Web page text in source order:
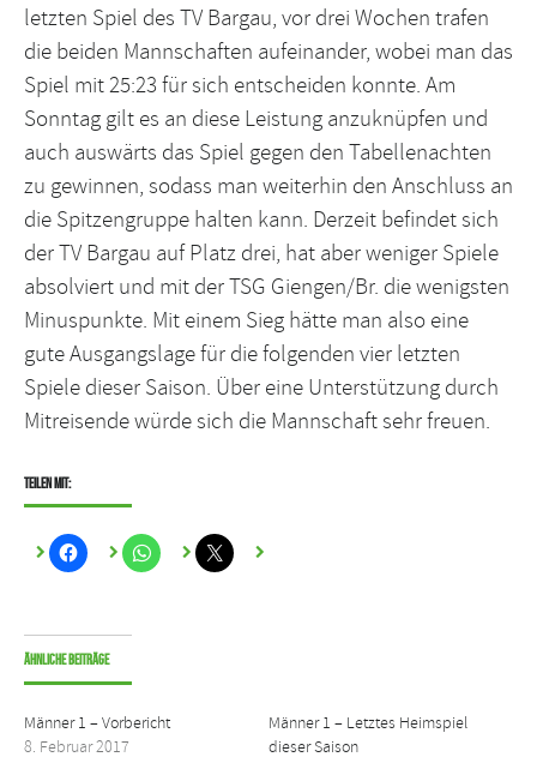
letzten Spiel des TV Bargau, vor drei Wochen trafen
die beiden Mannschaften aufeinander, wobei man das
Spiel mit 25:23 für sich entscheiden konnte. Am
Sonntag gilt es an diese Leistung anzuknüpfen und
auch auswärts das Spiel gegen den Tabellenachten
zu gewinnen, sodass man weiterhin den Anschluss an
die Spitzengruppe halten kann. Derzeit befindet sich
der TV Bargau auf Platz drei, hat aber weniger Spiele
absolviert und mit der TSG Giengen/Br. die wenigsten
Minuspunkte. Mit einem Sieg hätte man also eine
gute Ausgangslage für die folgenden vier letzten
Spiele dieser Saison. Über eine Unterstützung durch
Mitreisende würde sich die Mannschaft sehr freuen.
Teilen mit:
Ähnliche Beiträge
Männer 1 – Vorbericht
8. Februar 2017
Männer 1 – Letztes Heimspiel
dieser Saison